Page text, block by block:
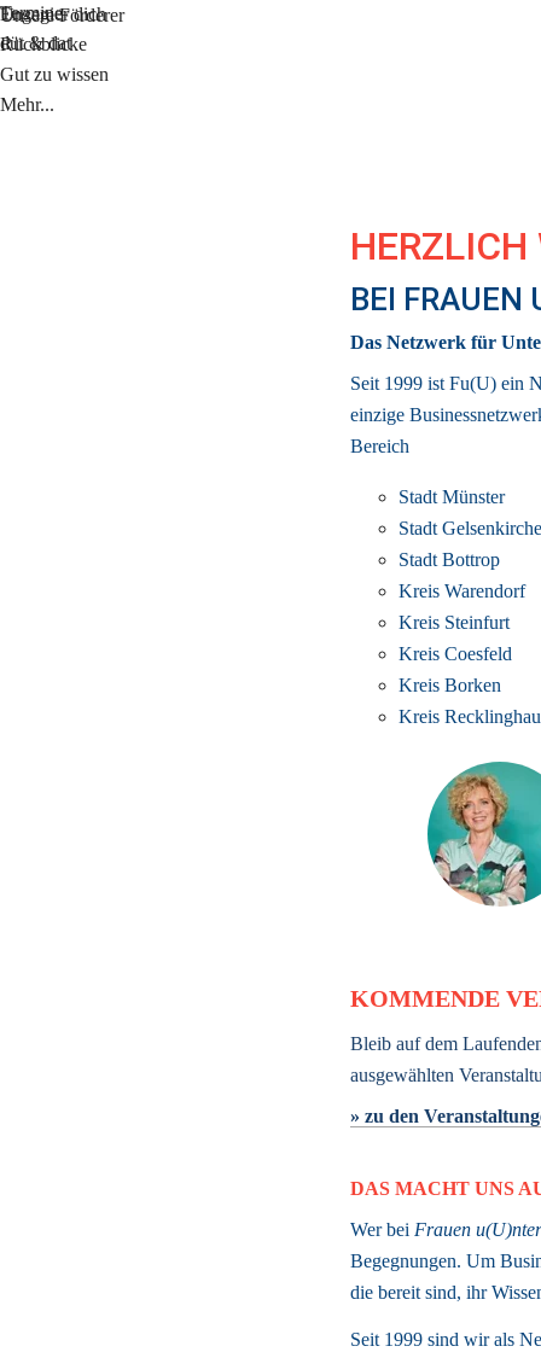
Unsere Förderer
Engagier dich
Termine
Rückblicke
düt & dat
Gut zu wissen
Mehr...
BEI FRAUEN
Das Netzwerk für
Seit 1999 ist Fu(U) ein
einzige
Bereich
Stadt Münster
Stadt
Stadt Bottrop
Kreis Warendorf
Kreis Steinfurt
Kreis Coesfeld
Kreis Borken
Kreis
KOMMENDE
Bleib auf dem
ausgewählten
» zu den
DAS MACHT UNS
Wer bei Frauen
Begegnungen. Um
die bereit sind, ihr
Seit 1999 sind wir als